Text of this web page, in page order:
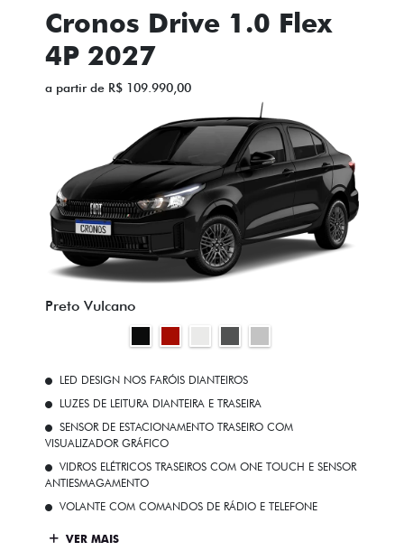
Cronos Drive 1.0 Flex
4P 2027
a partir de R$ 109.990,00
Preto Vulcano
LED DESIGN NOS FARÓIS DIANTEIROS
LUZES DE LEITURA DIANTEIRA E TRASEIRA
SENSOR DE ESTACIONAMENTO TRASEIRO COM
VISUALIZADOR GRÁFICO
VIDROS ELÉTRICOS TRASEIROS COM ONE TOUCH E SENSOR
ANTIESMAGAMENTO
VOLANTE COM COMANDOS DE RÁDIO E TELEFONE
VER MAIS